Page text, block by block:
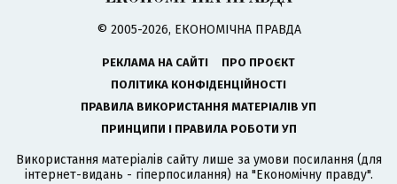
© 2005-2026, ЕКОНОМІЧНА ПРАВДА
РЕКЛАМА НА САЙТІ
ПРО ПРОЄКТ
ПОЛІТИКА КОНФІДЕНЦІЙНОСТІ
ПРАВИЛА ВИКОРИСТАННЯ МАТЕРІАЛІВ УП
ПРИНЦИПИ І ПРАВИЛА РОБОТИ УП
Використання матеріалів сайту лише за умови посилання (для
інтернет-видань - гіперпосилання) на "Економічну правду".